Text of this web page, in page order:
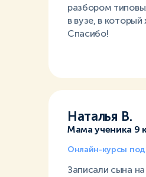
разбором
в вузе, в который
Спасибо!
Наталья В.
Мама ученика 9
Онлайн-курсы
Записали сына